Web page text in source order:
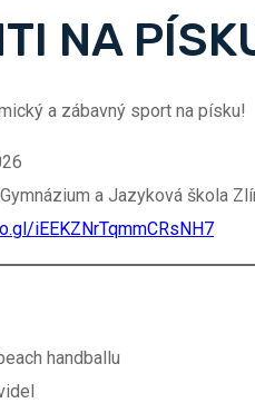
NA
a zábavný sport na písku!
a Jazyková škola
iEEKZNrTqmmCRsNH7
handballu